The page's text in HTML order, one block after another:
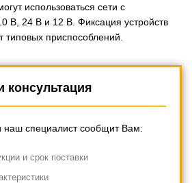
использоваться сети с
В, 24 В и 12 В. Фиксация устройств
типовых приспособлений.
консультация
специалист сообщит Вам:
и срок поставки